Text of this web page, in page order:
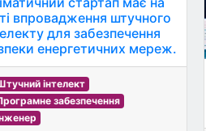
впровадження штучного
для забезпечення
енергетичних мереж.
інтелект
забезпечення